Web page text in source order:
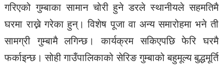
गरिएको गुम्बाका सामान चोरी हुने डरले स्थानीयले सहमतिमै
घरमा राख्ने गरेका हुन्। विशेष पूजा वा अन्य समारोहमा भने ती
सामग्री गुम्बामै लगिन्छ। कार्यक्रम सकिएपछि फेरि घरमै
फर्काइन्छ। सोही गाउँपालिकाको सेरिङ गुम्बाको बहुमूल्य बुद्धमूर्ति